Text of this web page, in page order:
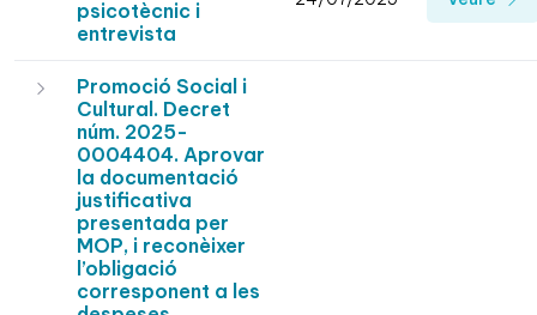
psicotècnic i
entrevista
Promoció Social i
Cultural. Decret
núm. 2025-
0004404. Aprovar
la documentació
justificativa
presentada per
MOP, i reconèixer
l’obligació
corresponent a les